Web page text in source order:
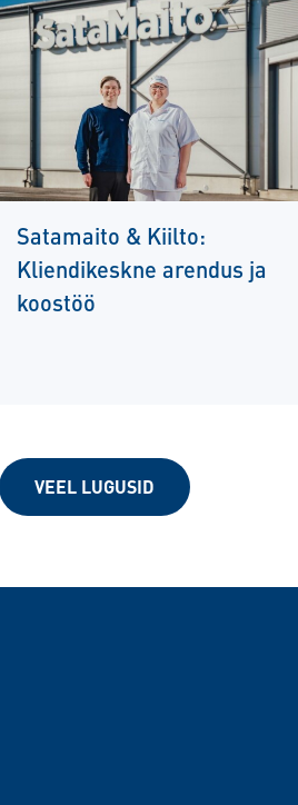
Satamaito & Kiilto:
Kliendikeskne arendus ja
koostöö
VEEL LUGUSID